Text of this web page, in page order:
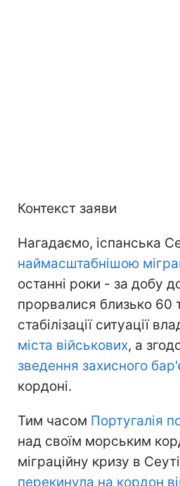
Контекст заяви
Нагадаємо, іспанська
наймасштабнішою
останні роки - за добу
прорвалися близько 60
стабілізації ситуації
міста військових, а
зведення захисного
кордоні.
Тим часом Португалія
над своїм морським
міграційну кризу в
перекинула на кордон